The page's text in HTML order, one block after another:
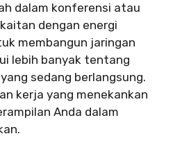
dalam konferensi atau
dengan energi
membangun jaringan
lebih banyak tentang
sedang berlangsung.
kerja yang menekankan
Anda dalam